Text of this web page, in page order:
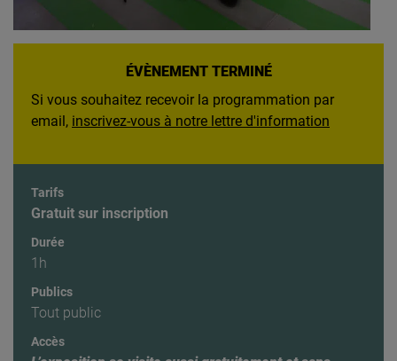
ÉVÈNEMENT TERMINÉ
Si vous souhaitez recevoir la programmation par
email, inscrivez-vous à notre lettre d'information
Tarifs
Gratuit sur inscription
Durée
1h
Publics
Tout public
Accès